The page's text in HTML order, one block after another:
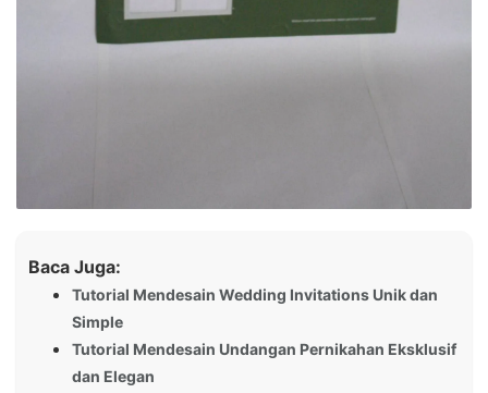
Baca Juga:
Tutorial Mendesain Wedding Invitations Unik dan
Simple
Tutorial Mendesain Undangan Pernikahan Eksklusif
dan Elegan